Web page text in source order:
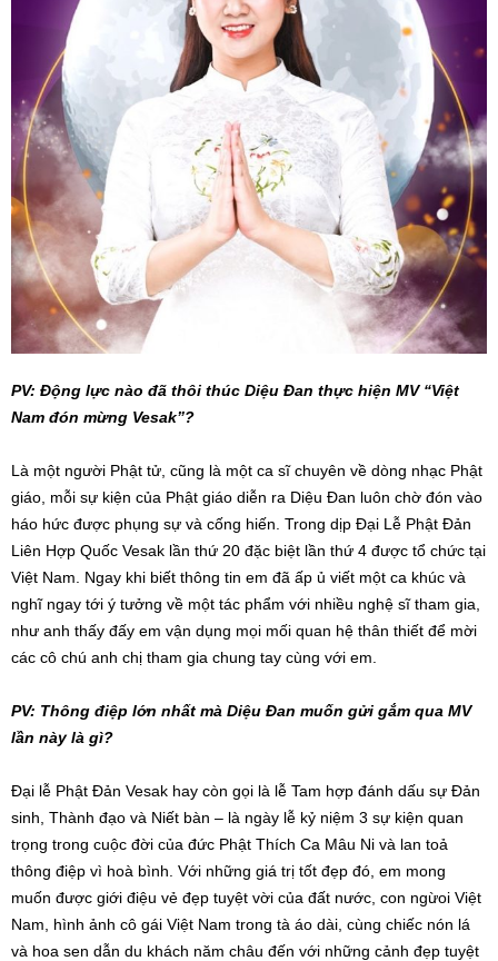
PV: Động lực nào đã thôi thúc Diệu Đan thực hiện MV “Việt
Nam đón mừng Vesak”?
Là một người Phật tử, cũng là một ca sĩ chuyên về dòng nhạc Phật
giáo, mỗi sự kiện của Phật giáo diễn ra Diệu Đan luôn chờ đón vào
háo hức được phụng sự và cống hiến. Trong dịp Đại Lễ Phật Đản
Liên Hợp Quốc Vesak lần thứ 20 đặc biệt lần thứ 4 được tổ chức tại
Việt Nam. Ngay khi biết thông tin em đã ấp ủ viết một ca khúc và
nghĩ ngay tới ý tưởng về một tác phẩm với nhiều nghệ sĩ tham gia,
như anh thấy đấy em vận dụng mọi mối quan hệ thân thiết để mời
các cô chú anh chị tham gia chung tay cùng với em.
PV: Thông điệp lớn nhất mà Diệu Đan muốn gửi gắm qua MV
lần này là gì?
Đại lễ Phật Đản Vesak hay còn gọi là lễ Tam hợp đánh dấu sự Đản
sinh, Thành đạo và Niết bàn – là ngày lễ kỷ niệm 3 sự kiện quan
trọng trong cuộc đời của đức Phật Thích Ca Mâu Ni và lan toả
thông điệp vì hoà bình. Với những giá trị tốt đẹp đó, em mong
muốn được giới điệu vẻ đẹp tuyệt vời của đất nước, con ngừoi Việt
Nam, hình ảnh cô gái Việt Nam trong tà áo dài, cùng chiếc nón lá
và hoa sen dẫn du khách năm châu đến với những cảnh đẹp tuyệt